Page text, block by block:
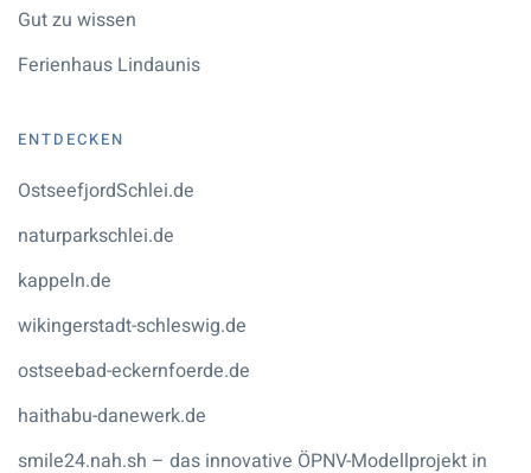
Gut zu wissen
Ferienhaus Lindaunis
ENTDECKEN
OstseefjordSchlei.de
naturparkschlei.de
kappeln.de
wikingerstadt-schleswig.de
ostseebad-eckernfoerde.de
haithabu-danewerk.de
smile24.nah.sh – das innovative ÖPNV-Modellprojekt in